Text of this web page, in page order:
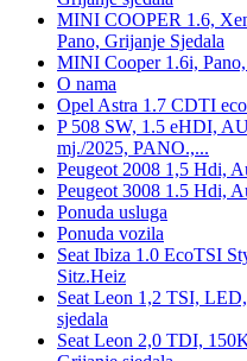
MINI COOPER 1.6,
Pano, Grijanje Sjedala
MINI Cooper 1.6i,
O nama
Opel Astra 1.7 CDTI
P 508 SW, 1.5 eHDI,
mj./2025, PANO.,...
Peugeot 2008 1,5 Hdi,
Peugeot 3008 1.5 Hdi,
Ponuda usluga
Ponuda vozila
Seat Ibiza 1.0 EcoTSI
Sitz.Heiz
Seat Leon 1,2 TSI,
sjedala
Seat Leon 2,0 TDI,